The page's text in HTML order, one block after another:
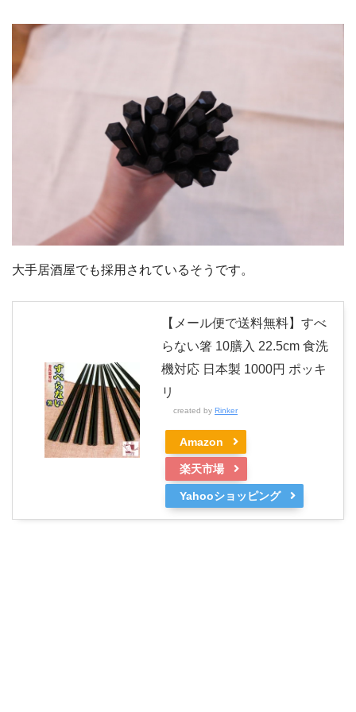
大手居酒屋でも採用されているそうです。
【メール便で送料無料】すべ
らない箸 10膳入 22.5cm 食洗
機対応 日本製 1000円 ポッキ
リ
created by Rinker
Amazon
楽天市場
Yahooショッピング